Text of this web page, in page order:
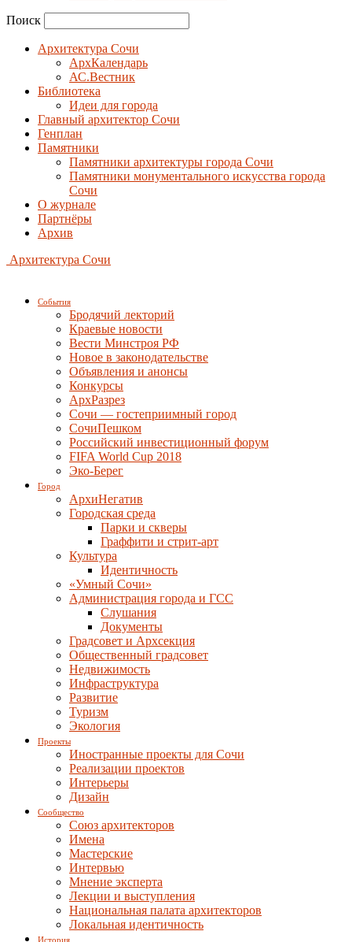
Поиск
Архитектура Сочи
АрхКалендарь
АС.Вестник
Библиотека
Идеи для города
Главный архитектор Сочи
Генплан
Памятники
Памятники архитектуры города Сочи
Памятники монументального искусства города
Сочи
О журнале
Партнёры
Архив
Архитектура Сочи
События
Бродячий лекторий
Краевые новости
Вести Минстроя РФ
Новое в законодательстве
Объявления и анонсы
Конкурсы
АрхРазрез
Сочи — гостеприимный город
СочиПешком
Российский инвестиционный форум
FIFA World Cup 2018
Эко-Берег
Город
АрхиНегатив
Городская среда
Парки и скверы
Граффити и стрит-арт
Культура
Идентичность
«Умный Сочи»
Администрация города и ГСС
Слушания
Документы
Градсовет и Архсекция
Общественный градсовет
Недвижимость
Инфраструктура
Развитие
Туризм
Экология
Проекты
Иностранные проекты для Сочи
Реализации проектов
Интерьеры
Дизайн
Сообщество
Союз архитекторов
Имена
Мастерские
Интервью
Мнение эксперта
Лекции и выступления
Национальная палата архитекторов
Локальная идентичность
История